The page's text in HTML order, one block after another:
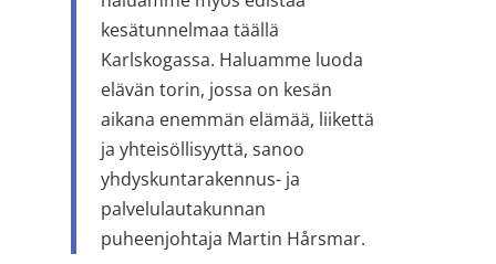
kesätunnelmaa täällä
Karlskogassa. Haluamme luoda
elävän torin, jossa on kesän
aikana enemmän elämää, liikettä
ja yhteisöllisyyttä, sanoo
yhdyskuntarakennus- ja
palvelulautakunnan
puheenjohtaja Martin Hårsmar.